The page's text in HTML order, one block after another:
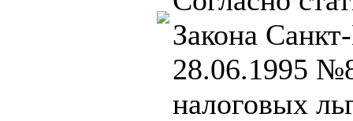
Закона
28.06.1995
налоговых